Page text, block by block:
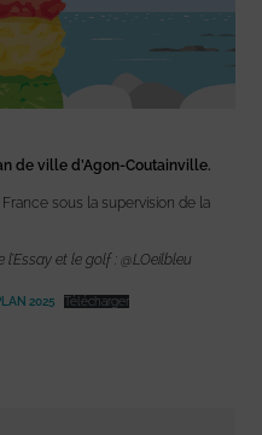
de ville d’Agon-Coutainville.
sous la supervision de la
et le golf : @LOeilbleu
2025 Télécharger